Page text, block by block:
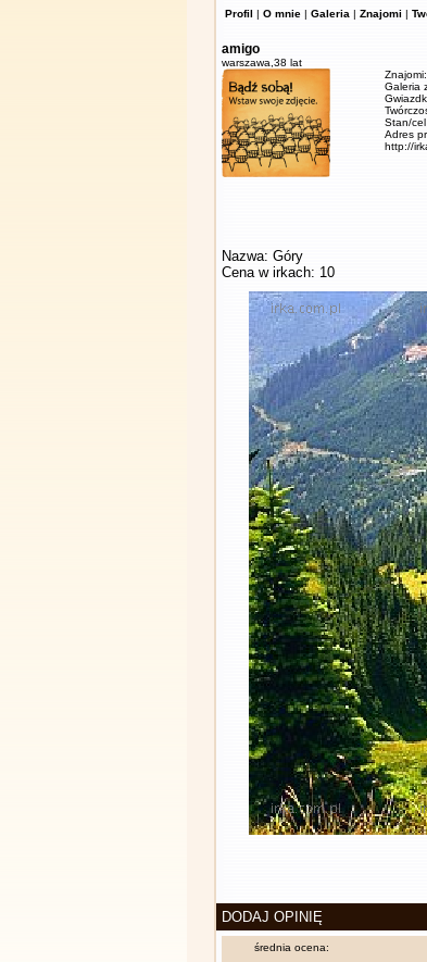
Profil | O mnie | Galeria | Znajomi |
amigo
warszawa, 38 lat
Galeria
Stan/
Adres
http://
Nazwa: Góry
Cena w irkach: 10
DODAJ OPINIĘ
średnia ocena: